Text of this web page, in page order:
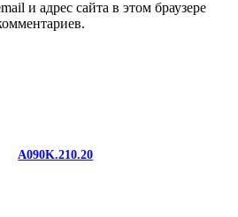
и адрес сайта в этом браузере
A090K.210.20